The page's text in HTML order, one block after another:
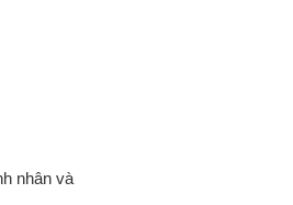
nhân và